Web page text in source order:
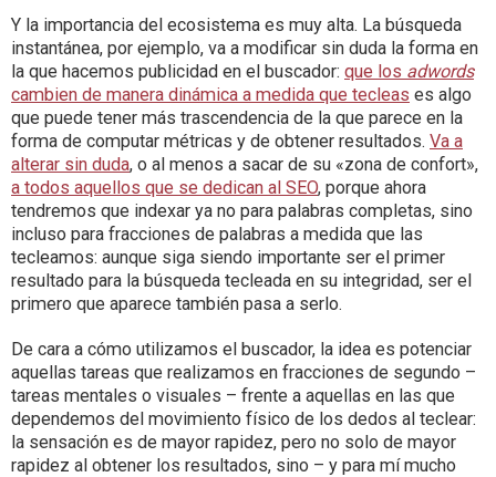
Y la importancia del ecosistema es muy alta. La búsqueda
instantánea, por ejemplo, va a modificar sin duda la forma en
la que hacemos publicidad en el buscador: que los adwords
cambien de manera dinámica a medida que tecleas es algo
que puede tener más trascendencia de la que parece en la
forma de computar métricas y de obtener resultados. Va a
alterar sin duda, o al menos a sacar de su «zona de confort»,
a todos aquellos que se dedican al SEO, porque ahora
tendremos que indexar ya no para palabras completas, sino
incluso para fracciones de palabras a medida que las
tecleamos: aunque siga siendo importante ser el primer
resultado para la búsqueda tecleada en su integridad, ser el
primero que aparece también pasa a serlo.
De cara a cómo utilizamos el buscador, la idea es potenciar
aquellas tareas que realizamos en fracciones de segundo –
tareas mentales o visuales – frente a aquellas en las que
dependemos del movimiento físico de los dedos al teclear:
la sensación es de mayor rapidez, pero no solo de mayor
rapidez al obtener los resultados, sino – y para mí mucho